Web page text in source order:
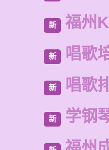
新 福州
新 唱歌
新 唱歌
新 学钢